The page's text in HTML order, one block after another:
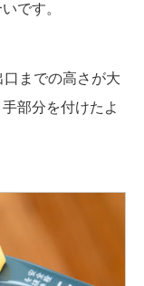
です。
までの高さが大
部分を付けたよ